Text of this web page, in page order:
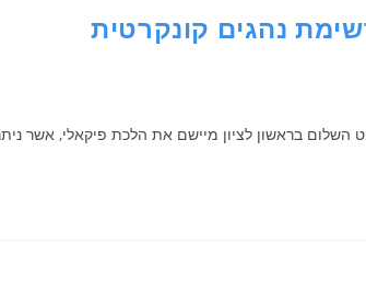
נהגים קונקרטית
בראשון לציון מיישם את הלכת פיקאלי, אשר